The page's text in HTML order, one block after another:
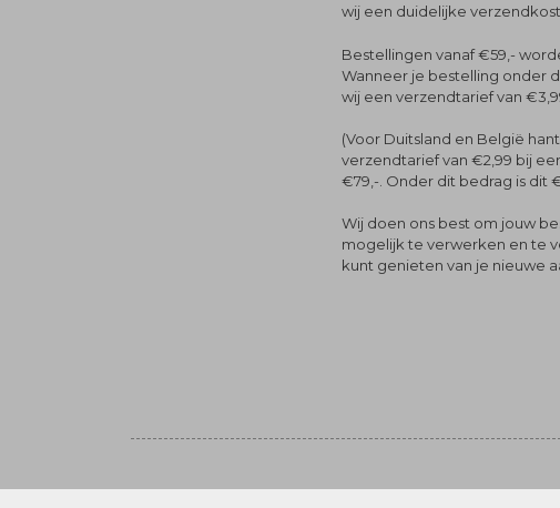
wij een duidelijke
Bestellingen vanaf €59,-
Wanneer je bestelling onder
wij een verzendtarief van
(Voor Duitsland en België
verzendtarief van €2,99 bij
€79,-. Onder dit bedrag is dit
Wij doen ons best om jouw
mogelijk te verwerken en te
kunt genieten van je nieuwe